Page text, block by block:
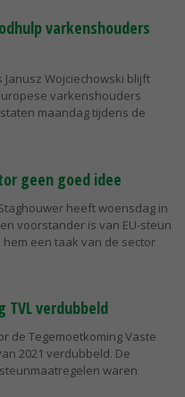
varkenshouders
Wojciechowski blijft
varkenshouders
maandag tijdens de
geen goed idee
heeft woensdag in
voorstander is van EU-steun
een taak van de sector
verdubbeld
de Tegemoetkoming Vaste
2021 verdubbeld. De
waren